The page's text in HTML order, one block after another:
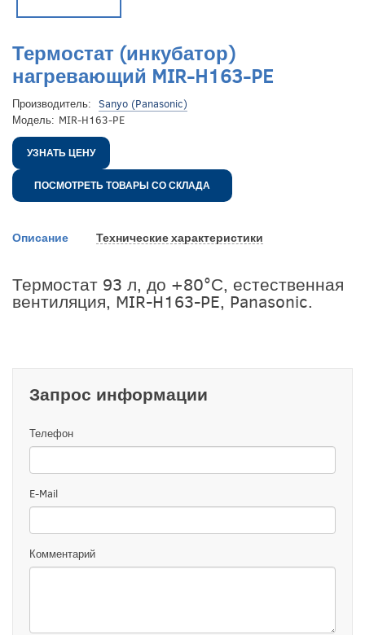
Термостат (инкубатор)
нагревающий MIR-H163-PE
Производитель: Sanyo (Panasonic)
Модель: MIR-H163-PE
УЗНАТЬ ЦЕНУ
ПОСМОТРЕТЬ ТОВАРЫ СО СКЛАДА
Описание Технические характеристики
Термостат 93 л, до +80°С, естественная
вентиляция, MIR-H163-PE, Panasonic.
Запрос информации
Телефон
E-Mail
Комментарий